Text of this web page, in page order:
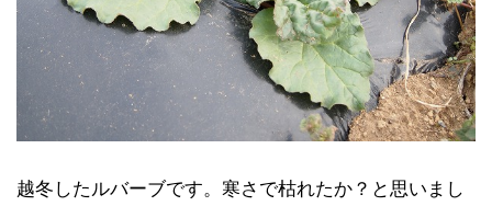
越冬したルバーブです。寒さで枯れたか？と思いまし